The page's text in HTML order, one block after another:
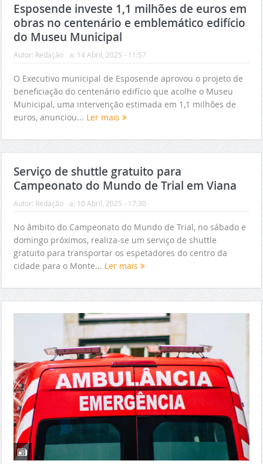
Esposende investe 1,1 milhões de euros em
obras no centenário e emblemático edifício
do Museu Municipal
Autor: Redação a: 14 Abril, 2025 - 11:57
O Executivo municipal de Esposende aprovou o projeto de
beneficiação do centenário edifício que acolhe o Museu
Municipal, uma intervenção estimada em 1,1 milhões de
euros, anunciou... Ler mais
Serviço de shuttle gratuito para
Campeonato do Mundo de Trial em Viana
Autor: Redação a: 10 Abril, 2025 - 17:30
No âmbito do Campeonato do Mundo de Trial, no sábado e
domingo próximos, realiza-se um serviço de shuttle
gratuito para transportar os espetadores do centro da
cidade para o Monte... Ler mais